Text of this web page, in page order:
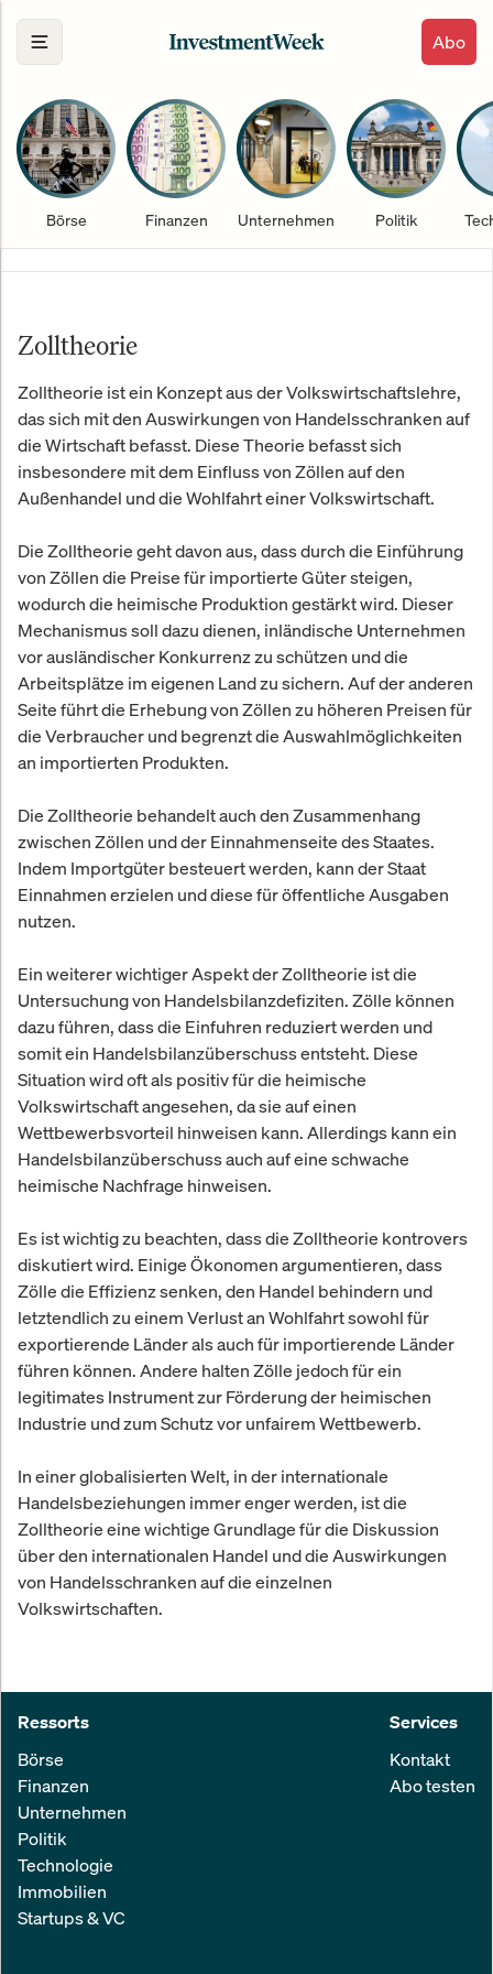
Abo
Börse Finanzen Unternehmen Politik
Zolltheorie
Zolltheorie ist ein Konzept aus der Volkswirtschaftslehre,
das sich mit den Auswirkungen von Handelsschranken auf
die Wirtschaft befasst. Diese Theorie befasst sich
insbesondere mit dem Einfluss von Zöllen auf den
Außenhandel und die Wohlfahrt einer Volkswirtschaft.
Die Zolltheorie geht davon aus, dass durch die Einführung
von Zöllen die Preise für importierte Güter steigen,
wodurch die heimische Produktion gestärkt wird. Dieser
Mechanismus soll dazu dienen, inländische Unternehmen
vor ausländischer Konkurrenz zu schützen und die
Arbeitsplätze im eigenen Land zu sichern. Auf der anderen
Seite führt die Erhebung von Zöllen zu höheren Preisen für
die Verbraucher und begrenzt die Auswahlmöglichkeiten
an importierten Produkten.
Die Zolltheorie behandelt auch den Zusammenhang
zwischen Zöllen und der Einnahmenseite des Staates.
Indem Importgüter besteuert werden, kann der Staat
Einnahmen erzielen und diese für öffentliche Ausgaben
nutzen.
Ein weiterer wichtiger Aspekt der Zolltheorie ist die
Untersuchung von Handelsbilanzdefiziten. Zölle können
dazu führen, dass die Einfuhren reduziert werden und
somit ein Handelsbilanzüberschuss entsteht. Diese
Situation wird oft als positiv für die heimische
Volkswirtschaft angesehen, da sie auf einen
Wettbewerbsvorteil hinweisen kann. Allerdings kann ein
Handelsbilanzüberschuss auch auf eine schwache
heimische Nachfrage hinweisen.
Es ist wichtig zu beachten, dass die Zolltheorie kontrovers
diskutiert wird. Einige Ökonomen argumentieren, dass
Zölle die Effizienz senken, den Handel behindern und
letztendlich zu einem Verlust an Wohlfahrt sowohl für
exportierende Länder als auch für importierende Länder
führen können. Andere halten Zölle jedoch für ein
legitimates Instrument zur Förderung der heimischen
Industrie und zum Schutz vor unfairem Wettbewerb.
In einer globalisierten Welt, in der internationale
Handelsbeziehungen immer enger werden, ist die
Zolltheorie eine wichtige Grundlage für die Diskussion
über den internationalen Handel und die Auswirkungen
von Handelsschranken auf die einzelnen
Volkswirtschaften.
Ressorts
Börse
Finanzen
Unternehmen
Politik
Technologie
Immobilien
Startups & VC
Services
Kontakt
Abo testen